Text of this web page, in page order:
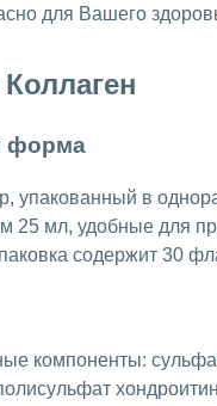
для Вашего
форма
упакованный в
25 мл, удобные для
содержит 30
компоненты: